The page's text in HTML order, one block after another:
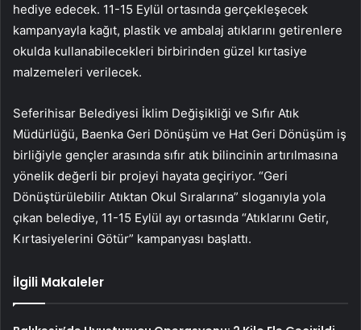
hediye edecek. 11-15 Eylül ortasında gerçekleşecek
kampanyayla kağıt, plastik ve ambalaj atıklarını getirenlere
okulda kullanabilecekleri birbirinden güzel kırtasiye
malzemeleri verilecek.
Seferihisar Belediyesi İklim Değişikliği ve Sıfır Atık
Müdürlüğü, Baenka Geri Dönüşüm ve Hat Geri Dönüşüm iş
birliğiyle gençler arasında sıfır atık bilincinin artırılmasına
yönelik değerli bir projeyi hayata geçiriyor. “Geri
Dönüştürülebilir Atıktan Okul Sıralarına” sloganıyla yola
çıkan belediye, 11-15 Eylül ayı ortasında “Atıklarını Getir,
Kırtasiyelerini Götür” kampanyası başlattı.
İlgili Makaleler